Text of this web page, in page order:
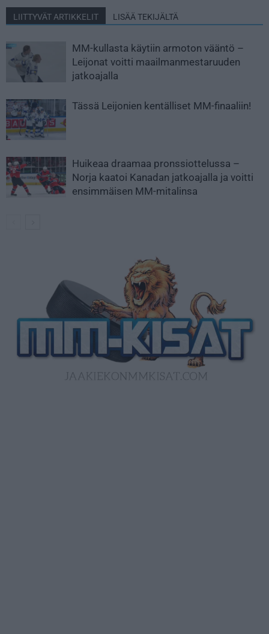
LIITTYVÄT ARTIKKELIT LISÄÄ TEKIJÄLTÄ
MM-kullasta käytiin armoton vääntö –
Leijonat voitti maailmanmestaruuden
jatkoajalla
Tässä Leijonien kentälliset MM-finaaliin!
Huikeaa draamaa pronssiottelussa –
Norja kaatoi Kanadan jatkoajalla ja voitti
ensimmäisen MM-mitalinsa